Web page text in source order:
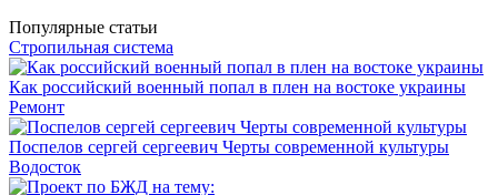
Популярные статьи
Стропильная система
Как российский военный попал в плен на востоке украины
Ремонт
Поспелов сергей сергеевич Черты современной культуры
Водосток